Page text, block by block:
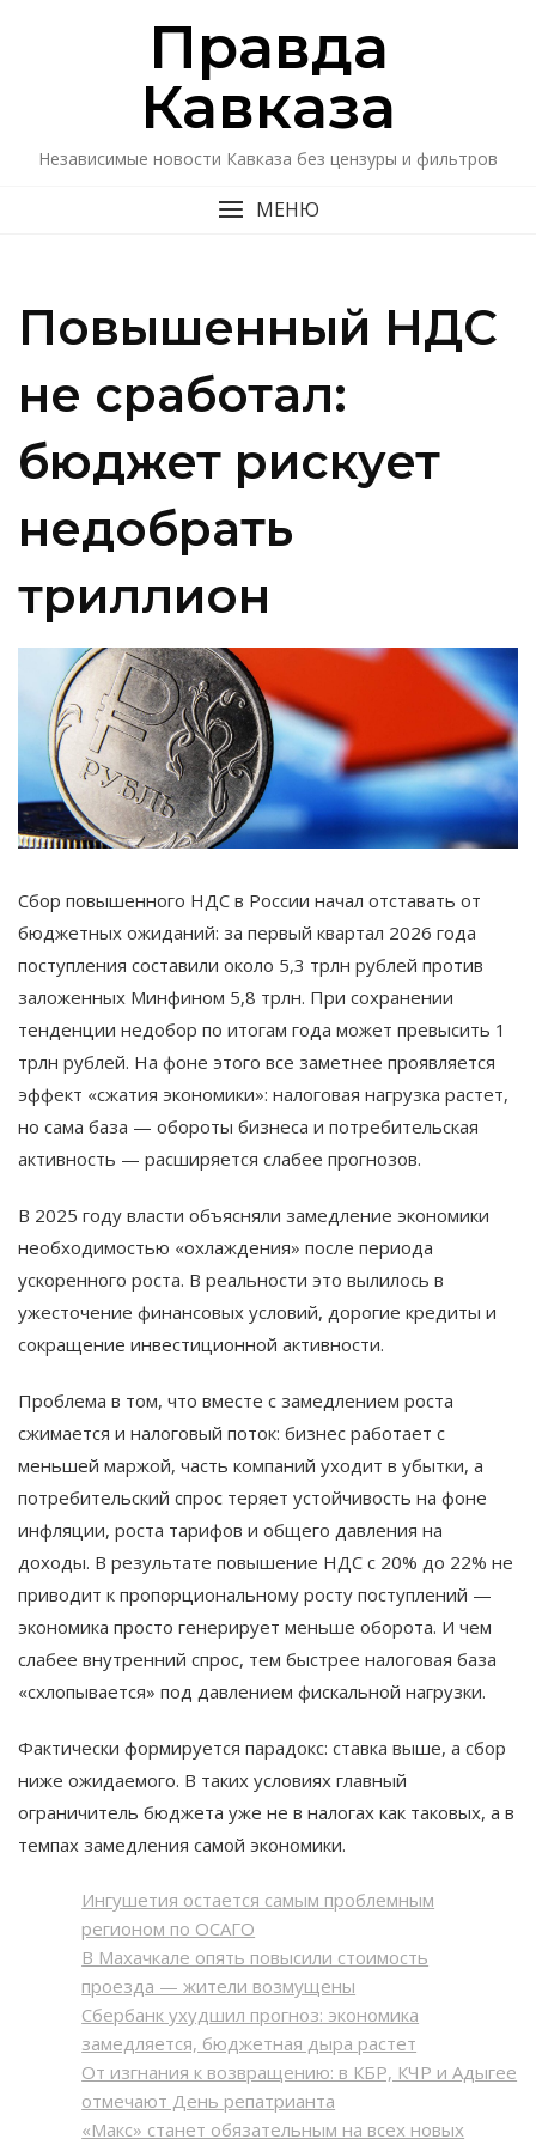
Правда
Кавказa
Независимые новости Кавказа без цензуры и фильтров
МЕНЮ
Повышенный НДС
не сработал:
бюджет рискует
недобрать
триллион
Сбор повышенного НДС в России начал отставать от
бюджетных ожиданий: за первый квартал 2026 года
поступления составили около 5,3 трлн рублей против
заложенных Минфином 5,8 трлн. При сохранении
тенденции недобор по итогам года может превысить 1
трлн рублей. На фоне этого все заметнее проявляется
эффект «сжатия экономики»: налоговая нагрузка растет,
но сама база — обороты бизнеса и потребительская
активность — расширяется слабее прогнозов.
В 2025 году власти объясняли замедление экономики
необходимостью «охлаждения» после периода
ускоренного роста. В реальности это вылилось в
ужесточение финансовых условий, дорогие кредиты и
сокращение инвестиционной активности.
Проблема в том, что вместе с замедлением роста
сжимается и налоговый поток: бизнес работает с
меньшей маржой, часть компаний уходит в убытки, а
потребительский спрос теряет устойчивость на фоне
инфляции, роста тарифов и общего давления на
доходы. В результате повышение НДС с 20% до 22% не
приводит к пропорциональному росту поступлений —
экономика просто генерирует меньше оборота. И чем
слабее внутренний спрос, тем быстрее налоговая база
«схлопывается» под давлением фискальной нагрузки.
Фактически формируется парадокс: ставка выше, а сбор
ниже ожидаемого. В таких условиях главный
ограничитель бюджета уже не в налогах как таковых, а в
темпах замедления самой экономики.
Ингушетия остается самым проблемным
регионом по ОСАГО
В Махачкале опять повысили стоимость
проезда — жители возмущены
Сбербанк ухудшил прогноз: экономика
замедляется, бюджетная дыра растет
От изгнания к возвращению: в КБР, КЧР и Адыгее
отмечают День репатрианта
«Макс» станет обязательным на всех новых